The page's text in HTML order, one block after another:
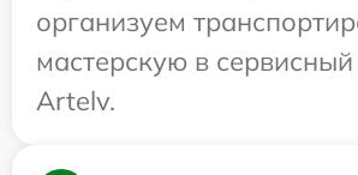
организуем
мастерскую в
Artelv.